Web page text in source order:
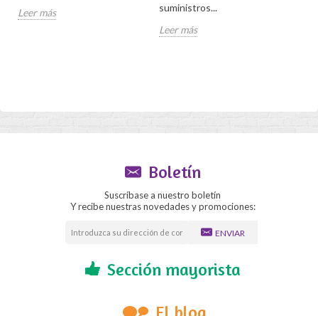
Leer más
suministros...
Leer más
Boletín
Suscríbase a nuestro boletín
Y recibe nuestras novedades y promociones:
ENVIAR
Sección mayorista